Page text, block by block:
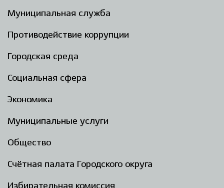
Муниципальная служба
Противодействие коррупции
Городская среда
Социальная сфера
Экономика
Муниципальные услуги
Общество
Счётная палата Городского округа
Избирательная комиссия